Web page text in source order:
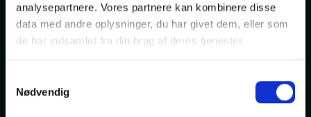
analysepartnere. Vores partnere kan kombinere disse
data med andre oplysninger, du har givet dem, eller som
de har indsamlet fra din brug af deres tjenester.
Nødvendig
259.999,-
Kontantpris